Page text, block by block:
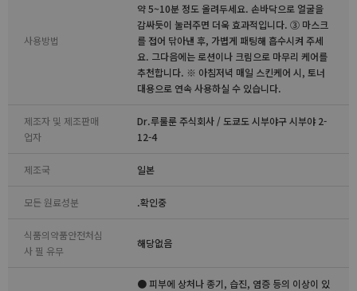
사용방법
약 5~10분 정도 올려두세요. 손바닥으로 얼굴을
감싸듯이 눌러주면 더욱 효과적입니다. ③ 마스크
를 접어 닦아낸 후, 가볍게 패팅해 흡수시켜 주세
요. 그다음에는 로션이나 크림으로 마무리 케어를
추천합니다. ※ 아침저녁 매일 스킨케어 시, 토너
대용으로 연속 사용하실 수 있습니다.
제조자 및 제조판매
업자
Dr.루룰룬 주식회사 / 도쿄도 시부야구 시부야 2-
12-4
제조국 일본
모든 원료성분 .확인중
식품의약품안전처심
사 필 유무
해당없음
● 피부에 상처나 종기, 습진, 염증 등의 이상이 있